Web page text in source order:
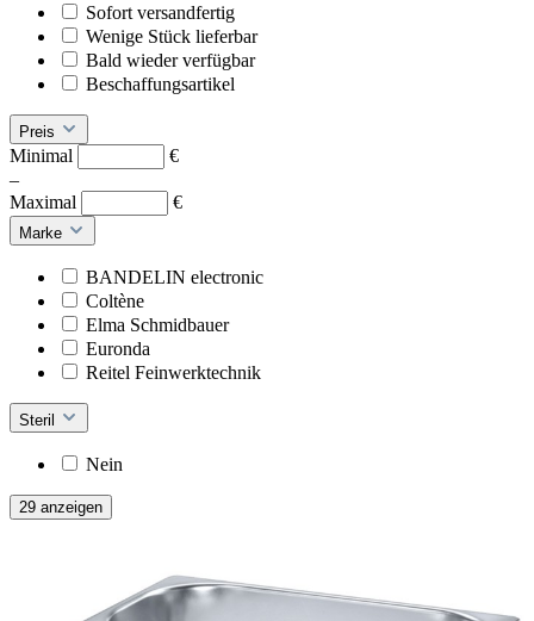
Sofort versandfertig
Wenige Stück lieferbar
Bald wieder verfügbar
Beschaffungsartikel
Preis
Minimal
€
–
Maximal
€
Marke
BANDELIN electronic
Coltène
Elma Schmidbauer
Euronda
Reitel Feinwerktechnik
Steril
Nein
29 anzeigen